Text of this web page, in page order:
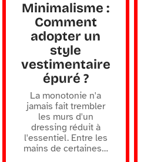
Minimalisme :
Comment
adopter un
style
vestimentaire
épuré ?
La monotonie n'a
jamais fait trembler
les murs d'un
dressing réduit à
l'essentiel. Entre les
mains de certaines…